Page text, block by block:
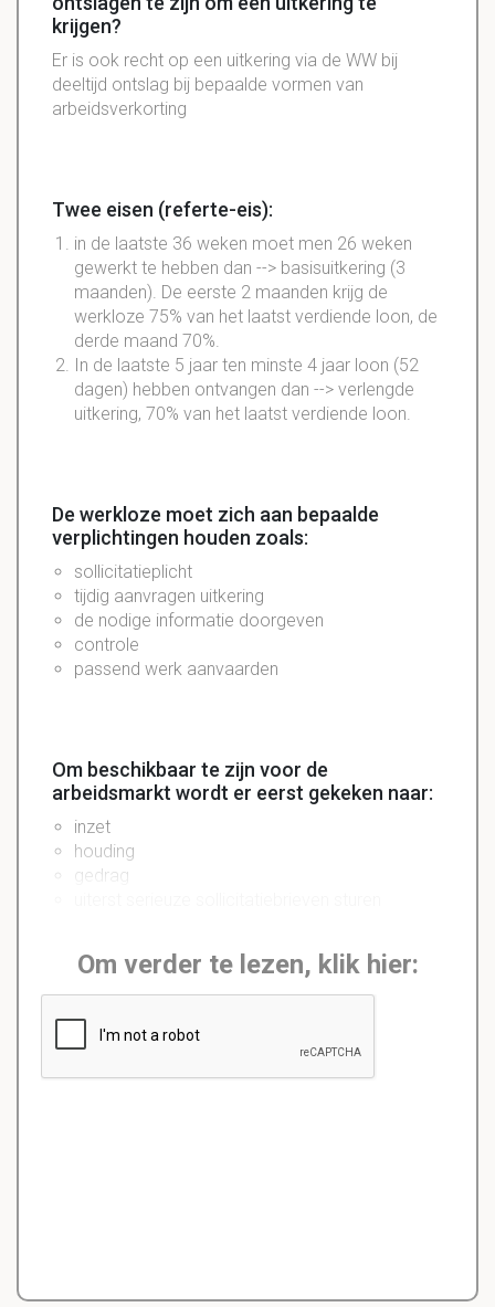
krijgen?
Er is ook recht op een uitkering via de WW bij
deeltijd ontslag bij bepaalde vormen van
arbeidsverkorting
Twee eisen (referte-eis):
in de laatste 36 weken moet men 26 weken
gewerkt te hebben dan --> basisuitkering (3
maanden). De eerste 2 maanden krijg de
werkloze 75% van het laatst verdiende loon, de
derde maand 70%.
In de laatste 5 jaar ten minste 4 jaar loon (52
dagen) hebben ontvangen dan --> verlengde
uitkering, 70% van het laatst verdiende loon.
De werkloze moet zich aan bepaalde
verplichtingen houden zoals:
sollicitatieplicht
tijdig aanvragen uitkering
de nodige informatie doorgeven
controle
passend werk aanvaarden
Om beschikbaar te zijn voor de
arbeidsmarkt wordt er eerst gekeken naar:
inzet
houding
gedrag
Om verder te lezen, klik hier: